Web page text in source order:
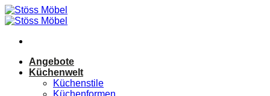
Zum
Inhalt
Angebote
Küchenwelt
Küchenstile
Küchenformen